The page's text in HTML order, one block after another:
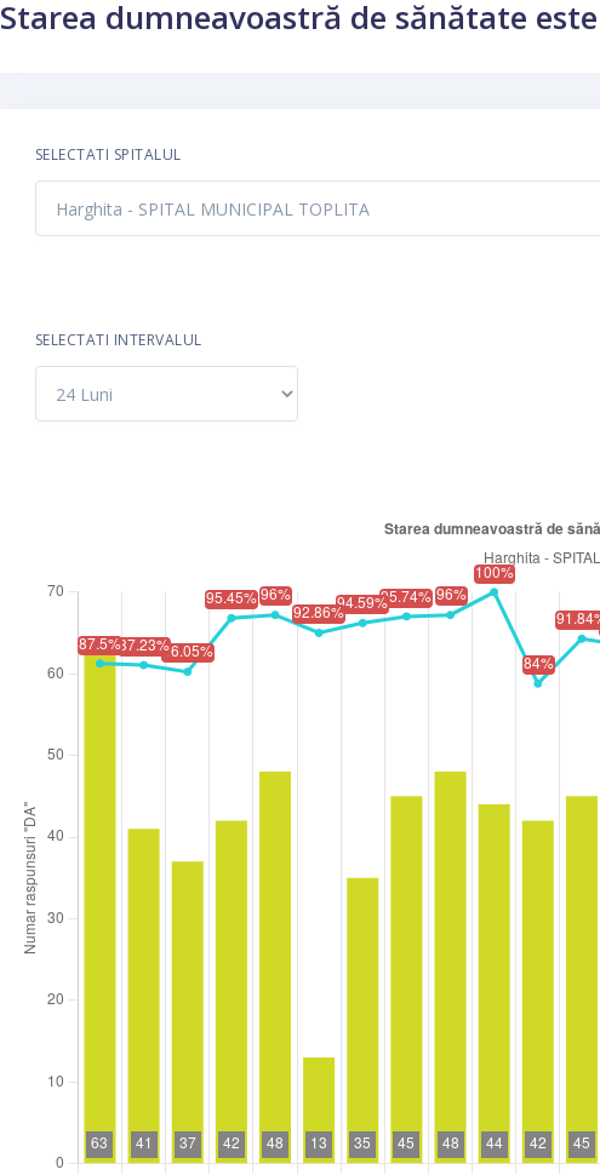
Starea dumneavoastră de sănătate
SELECTATI SPITALUL
SELECTATI INTERVALUL